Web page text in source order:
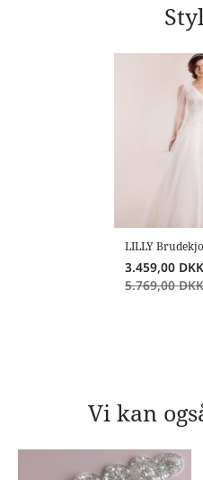
LILLY
3.459,00 DKK
5.769,00
Vi kan